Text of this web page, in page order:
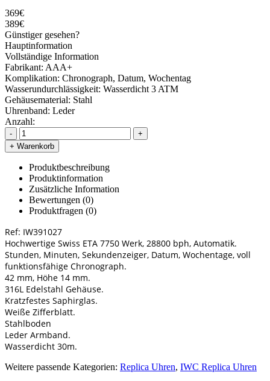
369€
389€
Günstiger gesehen?
Hauptinformation
Vollständige Information
Fabrikant: AAA+
Komplikation: Chronograph, Datum, Wochentag
Wasserundurchlässigkeit: Wasserdicht 3 ATM
Gehäusematerial: Stahl
Uhrenband: Leder
Anzahl:
-
+
+ Warenkorb
Produktbeschreibung
Produktinformation
Zusätzliche Information
Bewertungen (0)
Produktfragen (0)
Ref: IW391027
Hochwertige Swiss ETA 7750 Werk, 28800 bph, Automatik.
Stunden, Minuten, Sekundenzeiger, Datum, Wochentage, voll
funktionsfähige Chronograph.
42 mm, Höhe 14 mm.
316L Edelstahl Gehäuse.
Kratzfestes Saphirglas.
Weiße Zifferblatt.
Stahlboden
Leder Armband.
Wasserdicht 30m.
Weitere passende Kategorien: Replica Uhren, IWC Replica Uhren